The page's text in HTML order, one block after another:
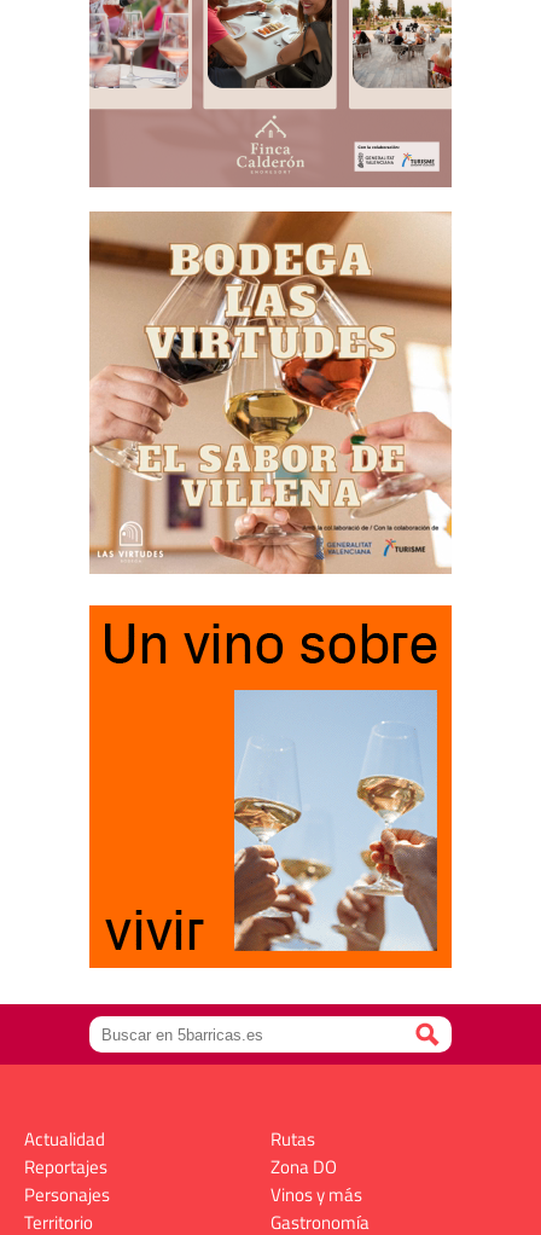
Actualidad
Reportajes
Personajes
Territorio
Rutas
Zona DO
Vinos y más
Gastronomía